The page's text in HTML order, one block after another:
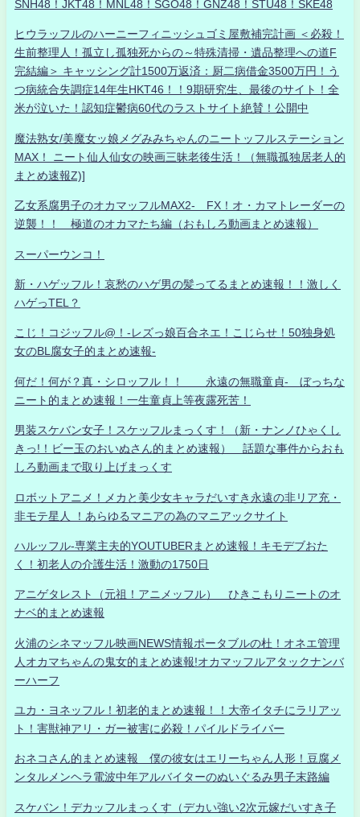
SNH48！JKT48！MNL48！SGO48！GNZ48！STU48！SKE48
ヒウラッフルのハーニーフィニッシュゴミ屋敷補完計画 ＜必殺！
生前整理人！孤立し孤独死からの～特殊清掃・遺品整理への道F
完結編＞ キャッシング計1500万返済：厨二病借金3500万円！う
つ病統合失調症14年生HKT46！！9期研究生、最後のサイト！全
米が泣いた！認知症鬱病60代のラストサイト絶賛！公開中
魔法熟女/美魔女ッ娘メグみみちゃんのニートッフルステーション
MAX！ ニート仙人仙女の映画三昧老後生活！（無職孤独居老人的
まとめ速報Z)]
乙女系腐男子のオカマッフルMAX2- FX！オ・カマトレーダーの
逆襲！！ 極道のオカマたち編（おもしろ動画まとめ速報）
スーパーウンコ！
新・ハゲッフル！哀愁のハゲ男の髪ってるまとめ速報！！激しく
ハゲっTEL？
こじ！コジッフル@！-レズっ娘百合ネエ！こじらせ！50独身処
女のBL腐女子的まとめ速報-
何だ！何が？真・シロッフル！！ 永遠の無職童貞- ぼっちな
ニート的まとめ速報！一生童貞上等夜露死苦！
男装スケバン女子！スケッフルまっくす！（新・ナンノひゃくし
きっ!！ビー玉のおいぬさん的まとめ速報） 話題な事件からおも
しろ動画まで取り上げまっくす
ロボットアニメ！メカと美少女キャラだいすき永遠の非リア充・
非モテ星人 ！あらゆるマニアの為のマニアックサイト
ハルッフル-専業主夫的YOUTUBERまとめ速報！キモデブおた
く！初老人の介護生活！激動の1750日
アニゲタレスト（元祖！アニメッフル） ひきこもりニートのオ
ナベ的まとめ速報
火浦のシネマッフル映画NEWS情報ポータブルの杜！オネエ管理
人オカマちゃんの鬼女的まとめ速報!オカマッフルアタックナンバ
ーハーフ
ユカ・ヨネッフル！初老的まとめ速報！！大帝イタチにラリアッ
ト！害獣神アリ・ガー被害に必殺！パイルドライバー
おネコさん的まとめ速報 僕の彼女はエリーちゃん人形！豆腐メ
ンタルメンヘラ電波中年アルバイターのぬいぐるみ男子末路編
スケバン！デカッフルまっくす（デカい強い2次元嫁だいすき子